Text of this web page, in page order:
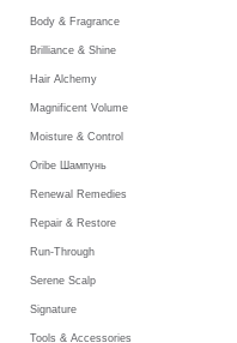
Body & Fragrance
Brilliance & Shine
Hair Alchemy
Magnificent Volume
Moisture & Control
Oribe Шампунь
Renewal Remedies
Repair & Restore
Run-Through
Serene Scalp
Signature
Tools & Accessories